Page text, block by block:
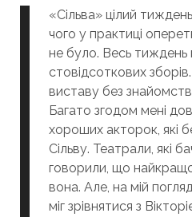
«Сільва» цілий
чого у практиці
не було. Весь
стовідсоткових
виставу без
Багато згодом мені
хороших акторок, які
Сільву. Театрали, які
говорили, що
вона. Але, на мій
міг зрівнятися з